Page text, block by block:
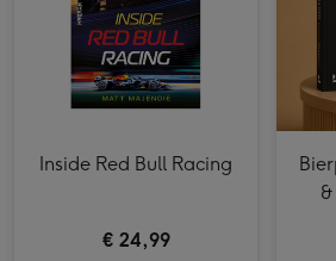
Inside Red Bull Racing
€ 24,99